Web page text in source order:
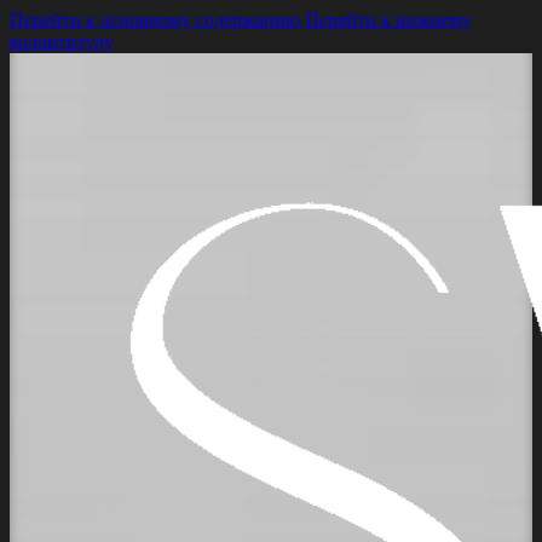
Перейти к основному содержанию Перейти к нижнему
колонтитулу